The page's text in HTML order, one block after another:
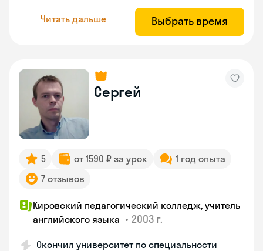
Читать дальше Выбрать время
Сергей
5 от 1590 ₽ за урок
1 год опыта
7 отзывов
Кировский педагогический колледж, учитель
английского языка • 2003 г.
Окончил университет по специальности